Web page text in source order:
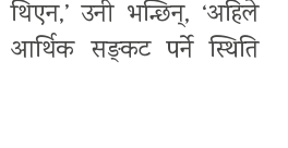
उनी भन्छिन्, ‘अहिले
सङ्कट पर्ने स्थिति